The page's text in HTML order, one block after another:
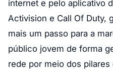
internet e pelo aplicativo
Activision e Call Of Duty,
mais um passo para a
público jovem de forma
rede por meio dos